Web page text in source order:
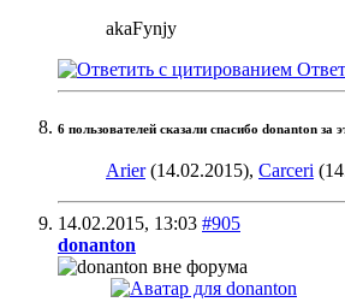
akaFynjy
6 пользователей сказали cпасибо donanton за
Arier(14.02.2015), Carceri
14.02.2015, 13:03 #905
donanton